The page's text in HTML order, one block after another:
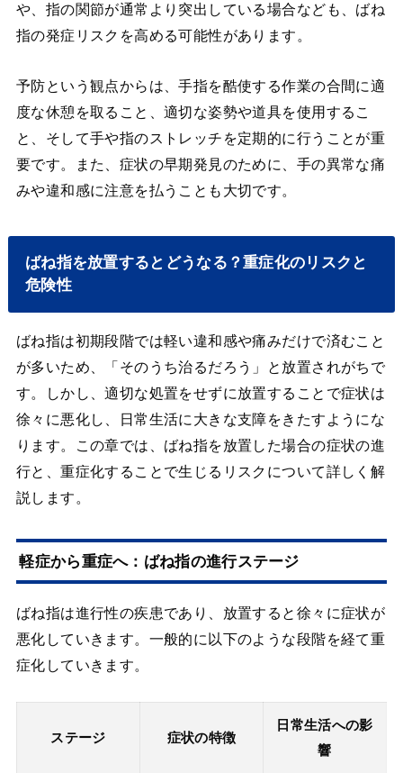
や、指の関節が通常より突出している場合なども、ばね
指の発症リスクを高める可能性があります。
予防という観点からは、手指を酷使する作業の合間に適
度な休憩を取ること、適切な姿勢や道具を使用するこ
と、そして手や指のストレッチを定期的に行うことが重
要です。また、症状の早期発見のために、手の異常な痛
みや違和感に注意を払うことも大切です。
ばね指を放置するとどうなる？重症化のリスクと
危険性
ばね指は初期段階では軽い違和感や痛みだけで済むこと
が多いため、「そのうち治るだろう」と放置されがちで
す。しかし、適切な処置をせずに放置することで症状は
徐々に悪化し、日常生活に大きな支障をきたすようにな
ります。この章では、ばね指を放置した場合の症状の進
行と、重症化することで生じるリスクについて詳しく解
説します。
軽症から重症へ：ばね指の進行ステージ
ばね指は進行性の疾患であり、放置すると徐々に症状が
悪化していきます。一般的に以下のような段階を経て重
症化していきます。
ステージ 症状の特徴
日常生活への影
響